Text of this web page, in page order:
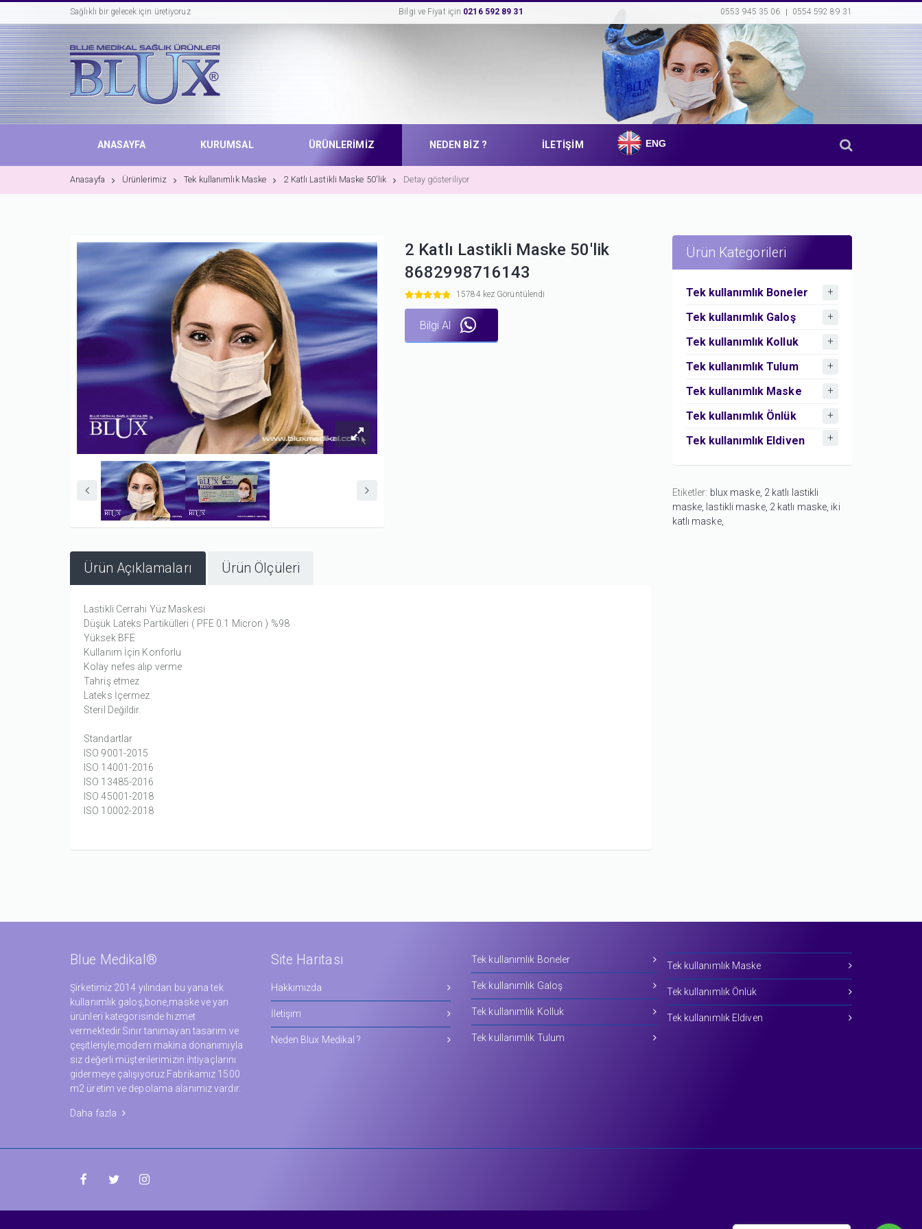
Sağlıklı bir gelecek için üretiyoruz Bilgi ve Fiyat için 0216 592 89 31 0553 945 35 06 0554 592 89 31
ANASAYFA KURUMSAL ÜRÜNLERİMİZ NEDEN BİZ ? İLETİŞİM ENG
Anasayfa Ürünlerimiz Tek kullanımlık Maske 2 Katlı Lastikli Maske 50'lik Detay gösteriliyor
2 Katlı Lastikli Maske 50'lik
8682998716143
15784 kez Görüntülendi
Bilgi Al
Ürün Açıklamaları Ürün Ölçüleri
Lastikli Cerrahi Yüz Maskesi
Düşük Lateks Partikülleri ( PFE 0.1 Micron ) %98
Yüksek BFE
Kullanım İçin Konforlu
Kolay nefes alıp verme
Tahriş etmez
Lateks İçermez
Steril Değildir.
Standartlar
ISO 9001-2015
ISO 14001-2016
ISO 13485-2016
ISO 45001-2018
ISO 10002-2018
Ürün Kategorileri
Tek kullanımlık Boneler
Tek kullanımlık Galoş
Tek kullanımlık Kolluk
Tek kullanımlık Tulum
Tek kullanımlık Maske
Tek kullanımlık Önlük
Tek kullanımlık Eldiven
Etiketler: blux maske, 2 katlı lastikli
maske, lastikli maske, 2 katlı maske, iki
katlı maske,
Blue Medikal®
Şirketimiz 2014 yılından bu yana tek
kullanımlık galoş,bone,maske ve yan
ürünleri kategorisinde hizmet
vermektedir.Sınır tanımayan tasarım ve
çeşitleriyle,modern makina donanımıyla
siz değerli müşterilerimizin ihtiyaçlarını
gidermeye çalışıyoruz.Fabrikamız 1500
m2 üretim ve depolama alanımız vardır.
Daha fazla
Site Haritası
Hakkımızda
İletişim
Neden Blux Medikal ?
Tek kullanımlık Boneler
Tek kullanımlık Galoş
Tek kullanımlık Kolluk
Tek kullanımlık Tulum
Tek kullanımlık Maske
Tek kullanımlık Önlük
Tek kullanımlık Eldiven